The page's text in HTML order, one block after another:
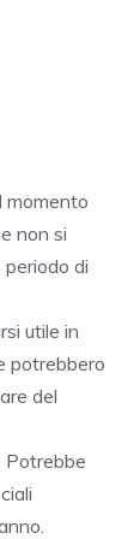
momento
non si
di
utile in
potrebbero
del
Potrebbe